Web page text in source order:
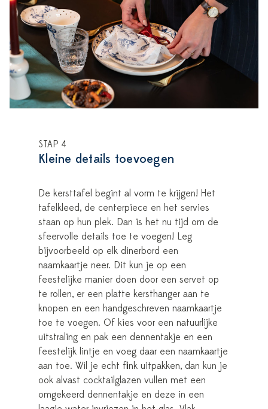
STAP 4
Kleine details toevoegen
De kersttafel begint al vorm te krijgen! Het
tafelkleed, de centerpiece en het servies
staan op hun plek. Dan is het nu tijd om de
sfeervolle details toe te voegen! Leg
bijvoorbeeld op elk dinerbord een
naamkaartje neer. Dit kun je op een
feestelijke manier doen door een servet op
te rollen, er een platte kersthanger aan te
knopen en een handgeschreven naamkaartje
toe te voegen. Of kies voor een natuurlijke
uitstraling en pak een dennentakje en een
feestelijk lintje en voeg daar een naamkaartje
aan toe. Wil je echt flink uitpakken, dan kun je
ook alvast cocktailglazen vullen met een
omgekeerd dennentakje en deze in een